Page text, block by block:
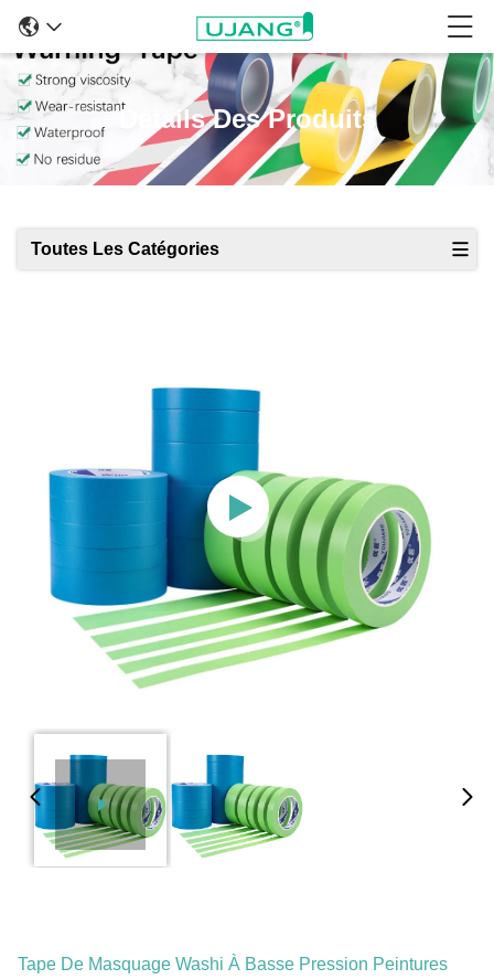
Détails Des Produits
Toutes Les Catégories
Tape De Masquage Washi À Basse Pression Peintures